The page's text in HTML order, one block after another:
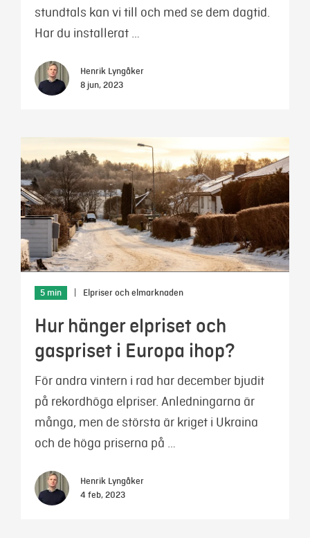
stundtals kan vi till och med se dem dagtid.
Har du installerat …
Henrik Lyngåker
8 jun, 2023
5 min Elpriser och elmarknaden
Hur hänger elpriset och
gaspriset i Europa ihop?
För andra vintern i rad har december bjudit
på rekordhöga elpriser. Anledningarna är
många, men de största är kriget i Ukraina
och de höga priserna på …
Henrik Lyngåker
4 feb, 2023